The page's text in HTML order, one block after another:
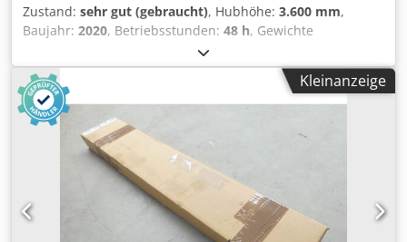
Zustand: sehr gut (gebraucht), Hubhöhe: 3.600 mm,
Baujahr: 2020, Betriebsstunden: 48 h, Gewichte
Leergewicht: 860 kg Funktionell Hubkapazität: 600 kg
Abmessungen des Laderaums: 241 x 96 x 146 cm CE-
Kennzeichnung: ja Zustand Technischer Zustand: sehr gut
Optischer Zustand: sehr gut Weitere Informationen
Lieferbedingungen: EXW Letzte Inspektion: 2025-10-15
Produktionsland: DE Weitere Informationen Wenden Sie
sich an Vink Machinery, um weitere Informationen zu
erhalten. = Weitere Optionen und Zubehör = -
Unterflaschen = Anmerkungen = TGT Robby 600 Dodpfx
Adszbh Dlswskr * Baujahr 2020 * Akkubetrieben * 48
Kleinanzeige